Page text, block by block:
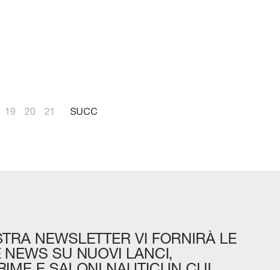
19 20 21 SUCC
NEWSLETTER VI FORNIRÀ LE
NEWS SU NUOVI LANCI,